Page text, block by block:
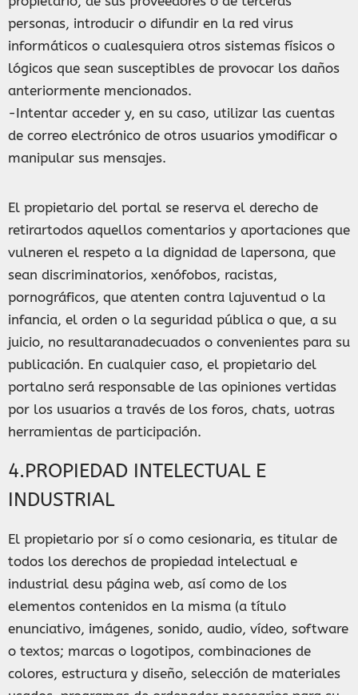
personas, introducir o difundir en la red virus
informáticos o cualesquiera otros sistemas físicos o
lógicos que sean susceptibles de provocar los daños
anteriormente mencionados.
-Intentar acceder y, en su caso, utilizar las cuentas
de correo electrónico de otros usuarios ymodificar o
manipular sus mensajes.
El propietario del portal se reserva el derecho de
retirartodos aquellos comentarios y aportaciones que
vulneren el respeto a la dignidad de lapersona, que
sean discriminatorios, xenófobos, racistas,
pornográficos, que atenten contra lajuventud o la
infancia, el orden o la seguridad pública o que, a su
juicio, no resultaranadecuados o convenientes para su
publicación. En cualquier caso, el propietario del
portalno será responsable de las opiniones vertidas
por los usuarios a través de los foros, chats, uotras
herramientas de participación.
4.PROPIEDAD INTELECTUAL E
INDUSTRIAL
El propietario por sí o como cesionaria, es titular de
todos los derechos de propiedad intelectual e
industrial desu página web, así como de los
elementos contenidos en la misma (a título
enunciativo, imágenes, sonido, audio, vídeo, software
o textos; marcas o logotipos, combinaciones de
colores, estructura y diseño, selección de materiales